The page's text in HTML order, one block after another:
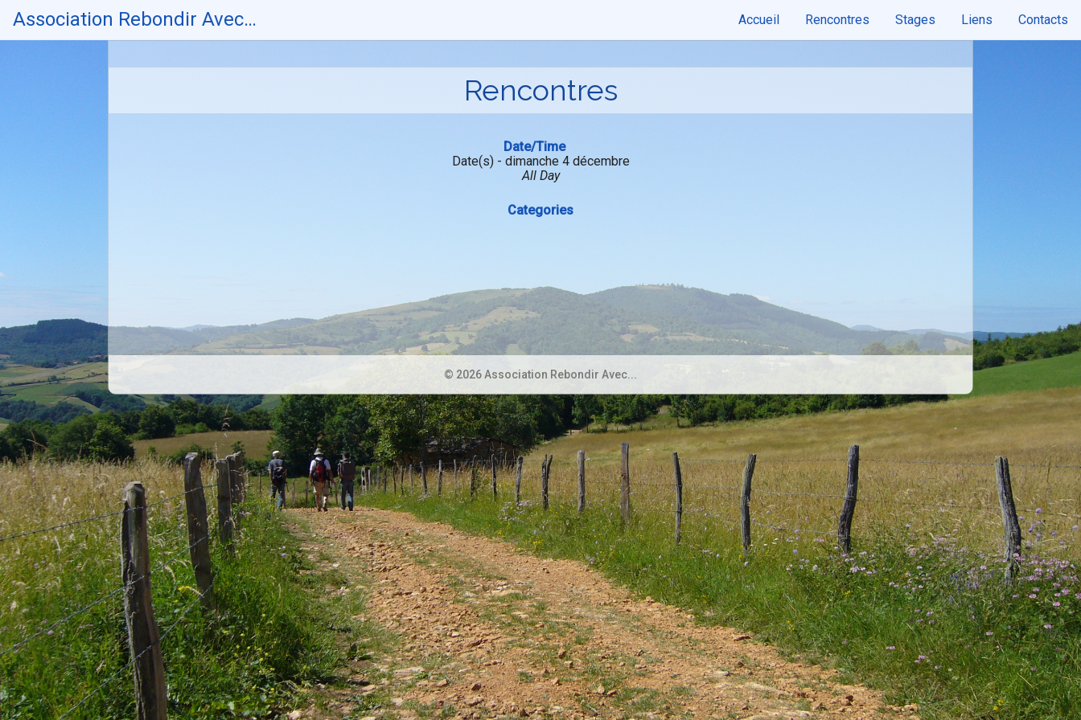
Association Rebondir Avec… Accueil Rencontres Stages Liens Contacts
Rencontres
Date/Time
Date(s) - dimanche 4 décembre
All Day
Categories
© 2026 Association Rebondir Avec...